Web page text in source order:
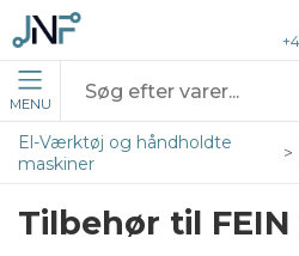
MENU
El-Værktøj og håndholdte
maskiner
Tilbehør til